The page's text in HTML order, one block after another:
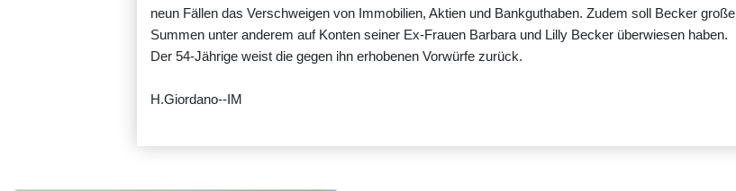
neun Fällen das Verschweigen von Immobilien, Aktien und Bankguthaben. Zudem soll Becker große
Summen unter anderem auf Konten seiner Ex-Frauen Barbara und Lilly Becker überwiesen haben.
Der 54-Jährige weist die gegen ihn erhobenen Vorwürfe zurück.
H.Giordano--IM